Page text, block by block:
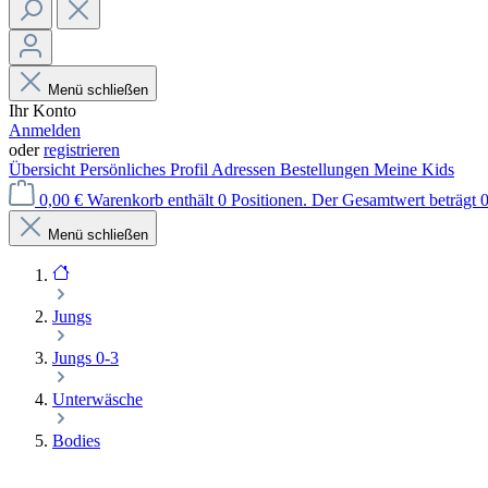
Menü schließen
Ihr Konto
Anmelden
oderregistrieren
Übersicht Persönliches Profil Adressen Bestellungen Meine Kids
0,00 € Warenkorb enthält 0 Positionen. Der Gesamtwert beträgt
Menü schließen
Jungs
Jungs 0-3
Unterwäsche
Bodies